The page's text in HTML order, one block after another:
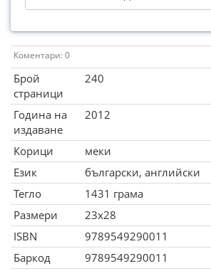
Коментари: 0
Брой
страници
240
Година на
издаване
2012
Корици
меки
Език
български, английски
Тегло
1431 грама
Размери
23x28
ISBN
9789549290011
Баркод
9789549290011